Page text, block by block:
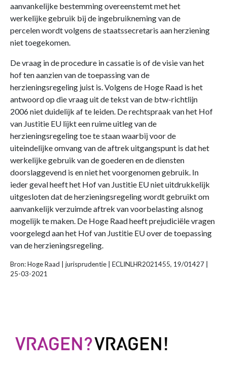
aanvankelijke bestemming overeenstemt met het
werkelijke gebruik bij de ingebruikneming van de
percelen wordt volgens de staatssecretaris aan herziening
niet toegekomen.
De vraag in de procedure in cassatie is of de visie van het
hof ten aanzien van de toepassing van de
herzieningsregeling juist is. Volgens de Hoge Raad is het
antwoord op die vraag uit de tekst van de btw-richtlijn
2006 niet duidelijk af te leiden. De rechtspraak van het Hof
van Justitie EU lijkt een ruime uitleg van de
herzieningsregeling toe te staan waarbij voor de
uiteindelijke omvang van de aftrek uitgangspunt is dat het
werkelijke gebruik van de goederen en de diensten
doorslaggevend is en niet het voorgenomen gebruik. In
ieder geval heeft het Hof van Justitie EU niet uitdrukkelijk
uitgesloten dat de herzieningsregeling wordt gebruikt om
aanvankelijk verzuimde aftrek van voorbelasting alsnog
mogelijk te maken. De Hoge Raad heeft prejudiciële vragen
voorgelegd aan het Hof van Justitie EU over de toepassing
van de herzieningsregeling.
Bron: Hoge Raad | jurisprudentie | ECLINLHR2021455, 19/01427 |
25-03-2021